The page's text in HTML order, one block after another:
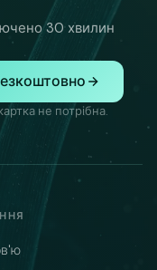
30 хвилин
не потрібна.